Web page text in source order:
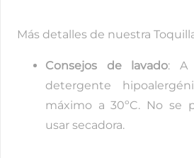
Más detalles de nuestra
Consejos de lavado: A
detergente
máximo a 30ºC. No se
usar secadora.